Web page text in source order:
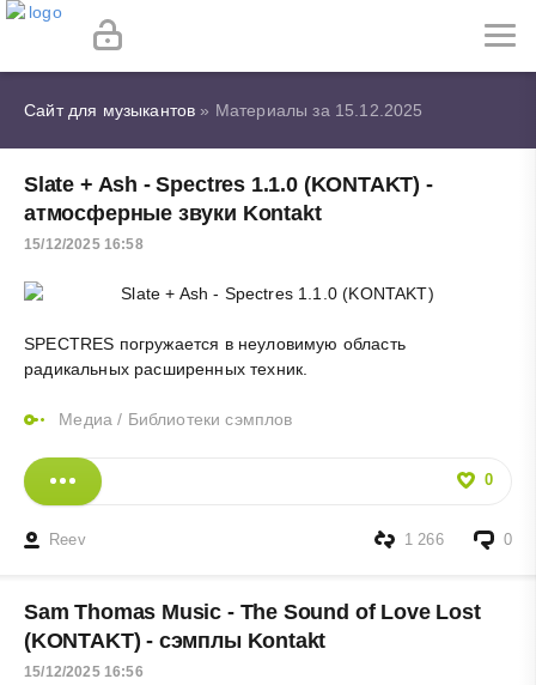
Сайт для музыкантов » Материалы за 15.12.2025
Slate + Ash - Spectres 1.1.0 (KONTAKT) -
атмосферные звуки Kontakt
15/12/2025 16:58
SPECTRES погружается в неуловимую область
радикальных расширенных техник.
Медиа / Библиотеки сэмплов
0
Reev 0
1 266
Sam Thomas Music - The Sound of Love Lost
(KONTAKT) - сэмплы Kontakt
15/12/2025 16:56